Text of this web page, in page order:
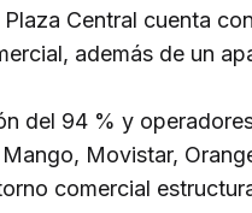
Central cuenta
además de un
del 94 % y
Movistar,
comercial